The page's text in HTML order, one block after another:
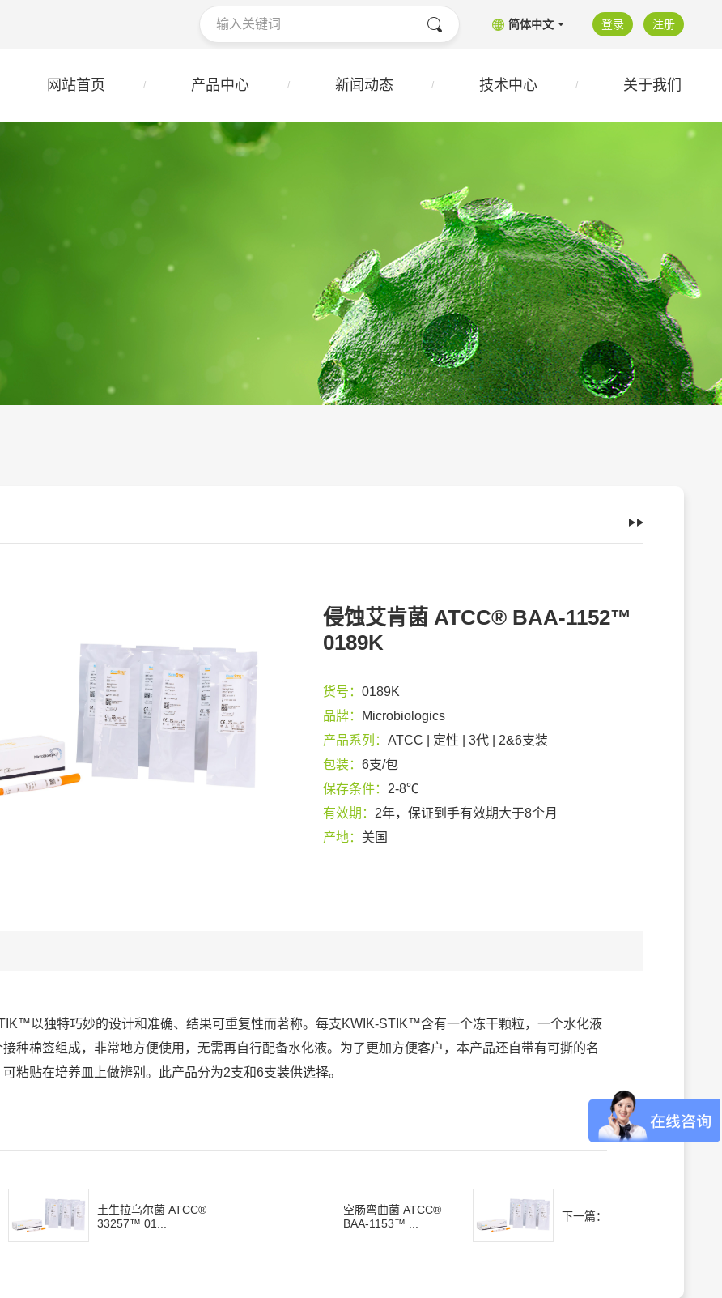
简体中文 登录 注册
网站首页 产品中心 新闻动态 技术中心 关于我们
侵蚀艾肯菌 ATCC® BAA-1152™
0189K
货号： 0189K
品牌：
Microbiologics
产品系列： ATCC | 定性 | 3代 | 2&6支装
包装： 6支/包
保存条件： 2-8℃
有效期： 2年，保证到手有效期大于8个月
产地： 美国
以独特巧妙的设计和准确、结果可重复性而著称。每支KWIK-STIK™含有一个冻干颗粒，一个水化液
接种棉签组成，非常地方便使用，无需再自行配备水化液。为了更加方便客户，本产品还自带有可撕的名
粘贴在培养皿上做辨别。此产品分为2支和6支装供选择。
土生拉乌尔菌 ATCC®
33257™ 01...
空肠弯曲菌 ATCC®
BAA-1153™ ...
下一篇：